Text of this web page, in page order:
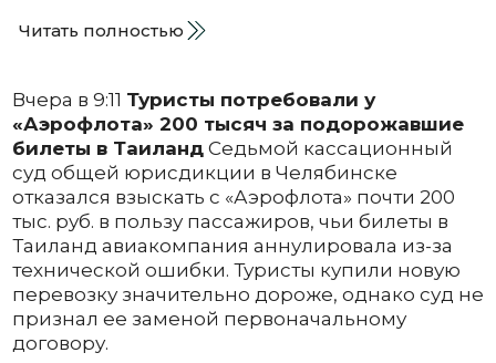
Читать полностью
Вчера в 9:11 Туристы потребовали у
«Аэрофлота» 200 тысяч за подорожавшие
билеты в ТаиландСедьмой кассационный
суд общей юрисдикции в Челябинске
отказался взыскать с «Аэрофлота» почти 200
тыс. руб. в пользу пассажиров, чьи билеты в
Таиланд авиакомпания аннулировала из-за
технической ошибки. Туристы купили новую
перевозку значительно дороже, однако суд не
признал ее заменой первоначальному
договору.